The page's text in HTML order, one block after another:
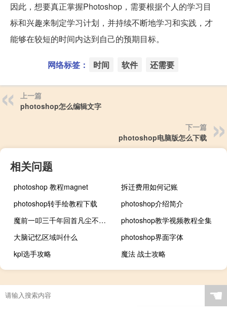
因此，想要真正掌握Photoshop，需要根据个人的学习目
标和兴趣来制定学习计划，并持续不断地学习和实践，才
能够在较短的时间内达到自己的预期目标。
网络标签： 时间 软件 还需要
上一篇
photoshop怎么编辑文字
下一篇
photoshop电脑版怎么下载
相关问题
photoshop 教程magnet
拆迁费用如何记账
photoshop转手绘教程下载
photoshop介绍简介
魔前一叩三千年回首凡尘不做仙什么意思
photoshop教学视频教程全集
大脑记忆区域叫什么
photoshop界面字体
kpl选手攻略
魔法 战士攻略
☚